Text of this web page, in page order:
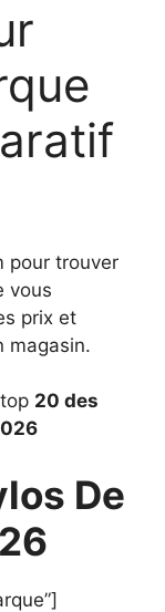
pour trouver
vous
prix et
magasin.
20 des
De